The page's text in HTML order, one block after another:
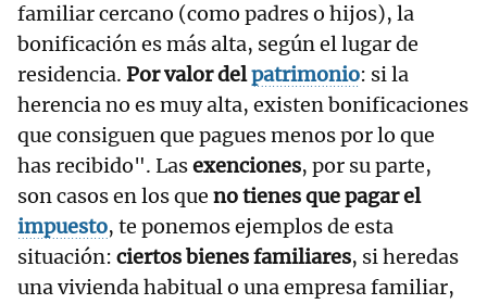
familiar cercano (como padres o hijos), la
bonificación es más alta, según el lugar de
residencia. Por valor delpatrimonio: si la
herencia no es muy alta, existen bonificaciones
que consiguen que pagues menos por lo que
has recibido". Lasexenciones, por su parte,
son casos en los que no tienes que pagar el
impuesto, te ponemos ejemplos de esta
situación: ciertos bienes familiares, si heredas
una vivienda habitual o una empresa familiar,